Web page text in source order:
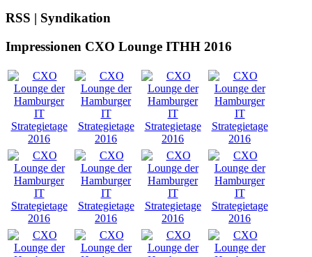
RSS | Syndikation
Impressionen CXO Lounge ITHH 2016